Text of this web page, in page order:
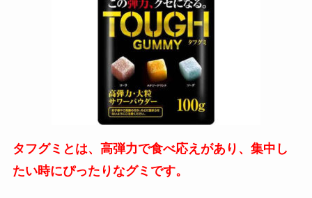
タフグミとは、高弾力で食べ応えがあり、集中し
たい時にぴったりなグミです。